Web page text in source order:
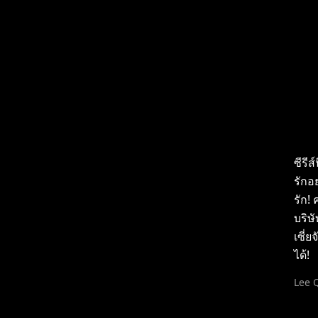
ซีรีส์
รักอ
รัก!
บริษั
เซี่
ได้!
Lee